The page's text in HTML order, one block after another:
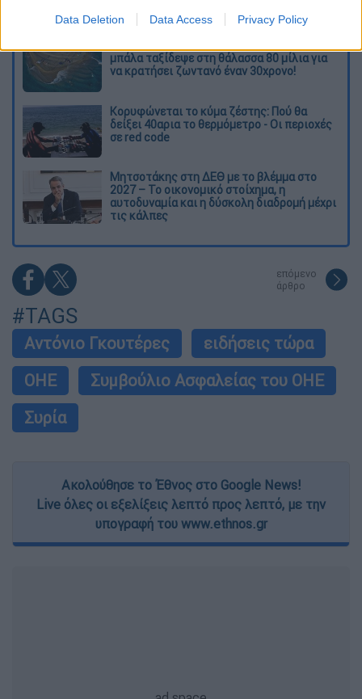
Data Deletion Data Access Privacy Policy
μπάλα ταξίδεψε στη θάλασσα 80 μίλια για
να κρατήσει ζωντανό έναν 30χρονο!
Κορυφώνεται το κύμα ζέστης: Πού θα
δείξει 40αρια το θερμόμετρο - Οι περιοχές
σε red code
Μητσοτάκης στη ΔΕΘ με το βλέμμα στο
2027 – Το οικονομικό στοίχημα, η
αυτοδυναμία και η δύσκολη διαδρομή μέχρι
τις κάλπες
επόμενο
άρθρο
#TAGS
Αντόνιο Γκουτέρες
ειδήσεις τώρα
ΟΗΕ
Συμβούλιο Ασφαλείας του ΟΗΕ
Συρία
Ακολούθησε το Έθνος στο Google News!
Live όλες οι εξελίξεις λεπτό προς λεπτό, με την
υπογραφή του www.ethnos.gr